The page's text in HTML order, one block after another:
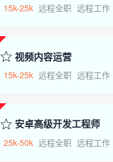
15k-25k 远程全职 远程工作
视频内容运营
15k-25k 远程全职 远程工作
安卓高级开发工程师
25k-50k 远程全职 远程工作